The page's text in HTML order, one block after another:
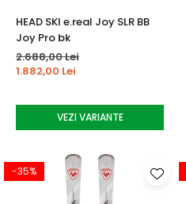
HEAD SKI e.real Joy SLR BB
Joy Pro bk
2.688,00 Lei
1.882,00 Lei
VEZI VARIANTE
-35%